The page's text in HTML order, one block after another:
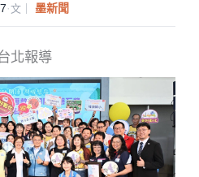
·文｜ 墨新聞
北報導